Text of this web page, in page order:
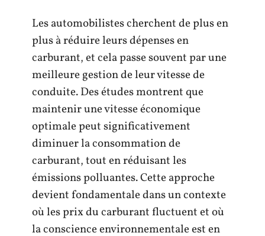
Les automobilistes cherchent de plus en
plus à réduire leurs dépenses en
carburant, et cela passe souvent par une
meilleure gestion de leur vitesse de
conduite. Des études montrent que
maintenir une vitesse économique
optimale peut significativement
diminuer la consommation de
carburant, tout en réduisant les
émissions polluantes. Cette approche
devient fondamentale dans un contexte
où les prix du carburant fluctuent et où
la conscience environnementale est en